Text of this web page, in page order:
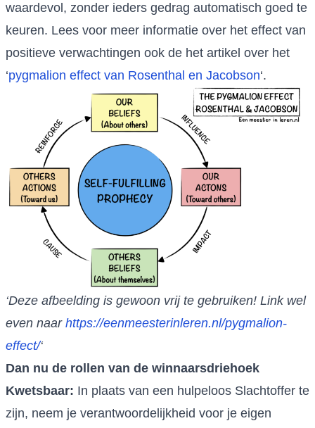
waardevol, zonder ieders gedrag automatisch goed te
keuren. Lees voor meer informatie over het effect van
positieve verwachtingen ook de het artikel over het
‘pygmalion effect van Rosenthal en Jacobson‘.
‘Deze afbeelding is gewoon vrij te gebruiken! Link wel
even naar https://eenmeesterinleren.nl/pygmalion-
effect/‘
Dan nu de rollen van de winnaarsdriehoek
Kwetsbaar: In plaats van een hulpeloos Slachtoffer te
zijn, neem je verantwoordelijkheid voor je eigen